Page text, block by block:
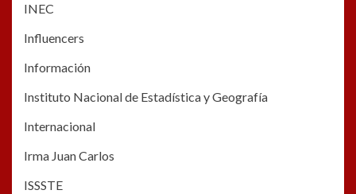
INEC
Influencers
Información
Instituto Nacional de Estadística y Geografía
Internacional
Irma Juan Carlos
ISSSTE